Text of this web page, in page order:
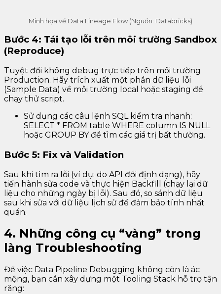
Minh họa về Data Lineage Flow (Nguồn: Databricks)
Bước 4: Tái tạo lỗi trên môi trường Sandbox
(Reproduce)
Tuyệt đối không debug trực tiếp trên môi trường
Production. Hãy trích xuất một phần dữ liệu lỗi
(Sample Data) về môi trường local hoặc staging để
chạy thử script.
Sử dụng các câu lệnh SQL kiểm tra nhanh:
SELECT * FROM table WHERE column IS NULL
hoặc GROUP BY để tìm các giá trị bất thường.
Bước 5: Fix và Validation
Sau khi tìm ra lỗi (ví dụ: do API đổi định dạng), hãy
tiến hành sửa code và thực hiện Backfill (chạy lại dữ
liệu cho những ngày bị lỗi). Sau đó, so sánh dữ liệu
sau khi sửa với dữ liệu lịch sử để đảm bảo tính nhất
quán.
4. Những công cụ “vàng” trong
làng Troubleshooting
Để việc Data Pipeline Debugging không còn là ác
mộng, bạn cần xây dựng một Tooling Stack hỗ trợ tận
răng: